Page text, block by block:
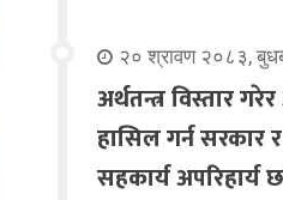
२० श्रावण २०८३,
अर्थतन्त्र विस्तार
हासिल गर्न
सहकार्य अपरिहार्य छ